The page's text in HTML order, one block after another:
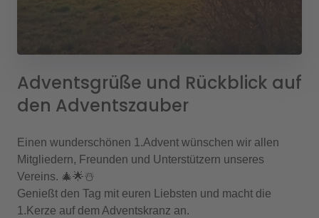
Adventsgrüße und Rückblick auf
den Adventszauber
Einen wunderschönen 1.Advent wünschen wir allen
Mitgliedern, Freunden und Unterstützern unseres
Vereins. 🎄🌟☃️
Genießt den Tag mit euren Liebsten und macht die
1.Kerze auf dem Adventskranz an.